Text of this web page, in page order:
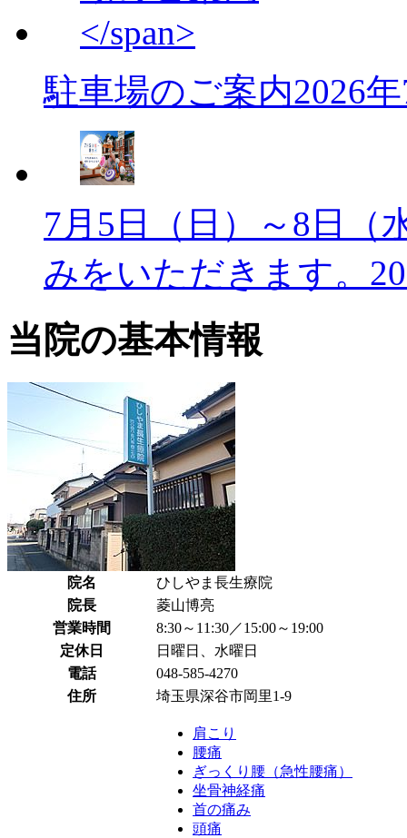
駐車場のご案内2026
7月5日（日）～8日（
みをいただきます。
当院の基本情報
院名
ひしやま長生療院
院長
菱山博亮
営業時間
8:30～11:30／15:00～19:00
定休日
日曜日、水曜日
電話
048-585-4270
住所
埼玉県深谷市岡里1-9
肩こり
腰痛
ぎっくり腰（急性腰痛）
坐骨神経痛
首の痛み
頭痛